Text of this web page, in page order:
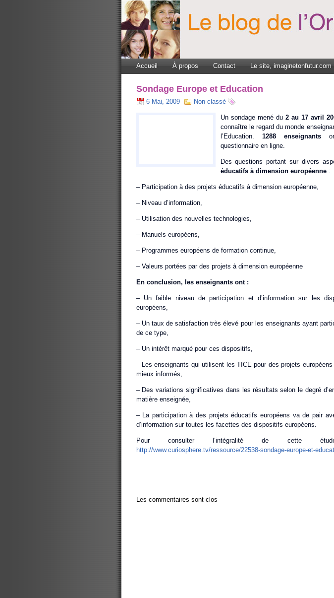
Accueil À propos Contact Le site, imaginetonfutur.com
Sondage Europe et Education
6 Mai, 2009 Non classé
Un sondage mené du 2 au 17 avril
connaître le regard du monde
l’Education. 1288 enseignants
questionnaire en ligne.
Des questions portant sur divers
éducatifs à dimension européenne:
– Participation à des projets éducatifs à dimension européenne,
– Niveau d’information,
– Utilisation des nouvelles technologies,
– Manuels européens,
– Programmes européens de formation continue,
– Valeurs portées par des projets à dimension européenne
En conclusion, les enseignants ont :
– Un faible niveau de participation et d’information sur les
européens,
– Un taux de satisfaction très élevé pour les enseignants ayant
de ce type,
– Un intérêt marqué pour ces dispositifs,
– Les enseignants qui utilisent les TICE pour des projets
mieux informés,
– Des variations significatives dans les résultats selon le degré
matière enseignée,
– La participation à des projets éducatifs européens va de pair
d’information sur toutes les facettes des dispositifs européens.
Pour consulter l’intégralité de cette
http://www.curiosphere.tv/ressource/22538-sondage-europe-et-
Les commentaires sont clos